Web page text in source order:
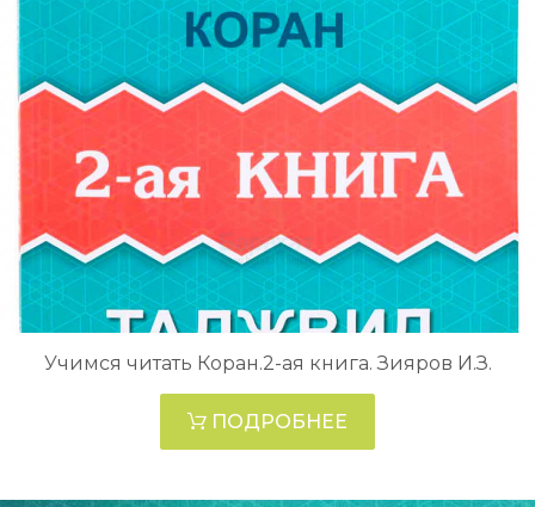
Учимся читать Коран.2-ая книга. Зияров И.З.
ПОДРОБНЕЕ